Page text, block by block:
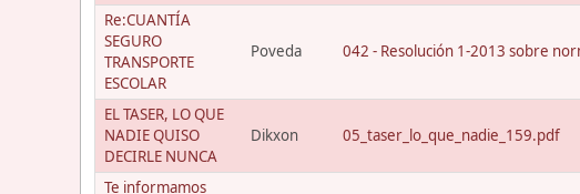
Re:CUANTÍA
SEGURO
TRANSPORTE
ESCOLAR
Poveda 042 - Resolución 1-2013 sobre
EL TASER, LO QUE
NADIE QUISO
DECIRLE NUNCA
Dikxon 05_taser_lo_que_nadie_159.pdf
Te informamos